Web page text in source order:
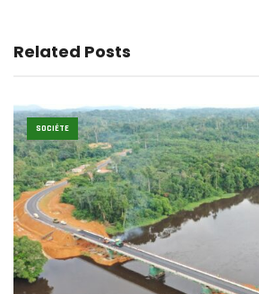
Related Posts
SOCIÉTE